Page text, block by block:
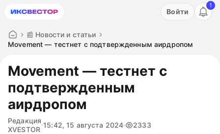
Акция: бесплатный пробный период на 3 дня!
Войти
1
📰 Новости и статьи
Movement — тестнет с подтвержденным аирдропом
Movement — тестнет с
подтвержденным
аирдропом
Редакция
XVESTOR
15:42, 15 августа 2024 2333